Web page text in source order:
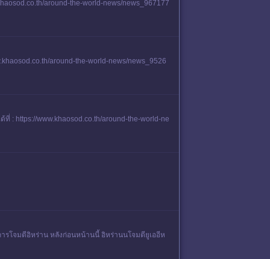
around-the-world-news/news_967177
around-the-world-news/news_9526
: https://www.khaosod.co.th/around-the-world-ne
รโจมตีอิหร่าน หลังก่อนหน้านนี้ อิหร่านนโจมตียูเออีห